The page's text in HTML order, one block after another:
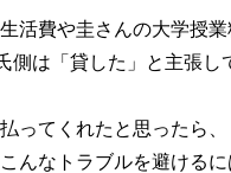
活費や圭さんの大学授
は「貸した」と主張し
ってくれたと思ったら
んなトラブルを避ける